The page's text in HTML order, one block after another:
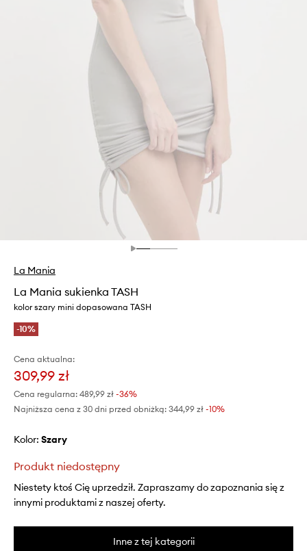
La Mania
La Mania sukienka TASH
kolor szary mini dopasowana TASH
-10%
Cena aktualna:
309,99 zł
Cena regularna: 489,99 zł -36%
Najniższa cena z 30 dni przed obniżką: 344,99 zł -10%
Kolor: szary
Produkt niedostępny
Niestety ktoś Cię uprzedził. Zapraszamy do zapoznania się z
innymi produktami z naszej oferty.
Inne z tej kategorii